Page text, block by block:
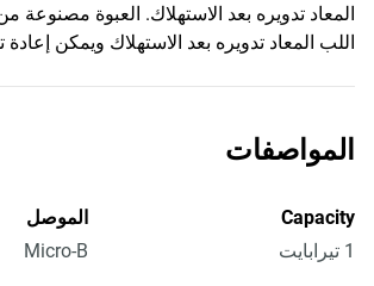
اللب المعاد تدويره بعد الاستهلاك ويمكن إعادة
المواصفات
Capacity
1 تيرابايت
الموصل
Micro-B